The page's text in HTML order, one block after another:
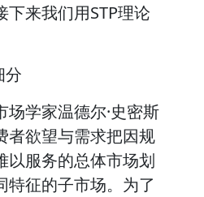
来我们用STP理论
分
学家温德尔·史密斯
者欲望与需求把因规
以服务的总体市场划
特征的子市场。为了